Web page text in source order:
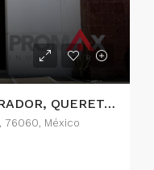
VENTA DE CASA EN EL MIRADOR, QUERETARO
76060, México